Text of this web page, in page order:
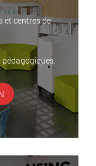
et centres de